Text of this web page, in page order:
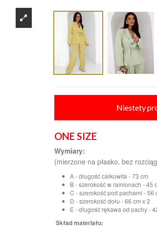
Niestety
ONE SIZE
Wymiary:
(mierzone na płasko, bez
A - długość całkowita - 73 cm
B - szerokość w ramionach - 45
C - szerokość pod pachami - 56
D - szerokość dołu - 66 cm x 2
E - długość rękawa od pachy -
Skład materiału: